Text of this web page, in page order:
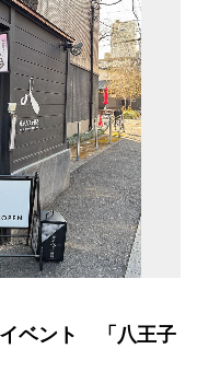
イベント 「八王子